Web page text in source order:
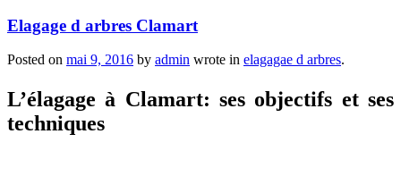
Elagage d arbres Clamart
Posted on mai 9, 2016 by admin wrote in elagagae d arbres.
L’élagage à Clamart: ses objectifs et ses
techniques